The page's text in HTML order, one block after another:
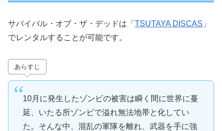
サバイバル・オブ・ザ・デッドは「 TSUTAYA DISCAS 」
でレンタルすることが可能です。
あらすじ
10月に発生したゾンビの被害は瞬く間に世界に蔓
延、いたる所ゾンビで溢れ無法地帯と化してい
た。そんな中、混乱の軍隊を離れ、武器を手に強